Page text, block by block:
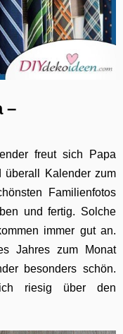
–
freut sich Papa
überall Kalender zum
Familienfotos
und fertig. Solche
immer gut an.
Jahres zum Monat
besonders schön.
riesig über den